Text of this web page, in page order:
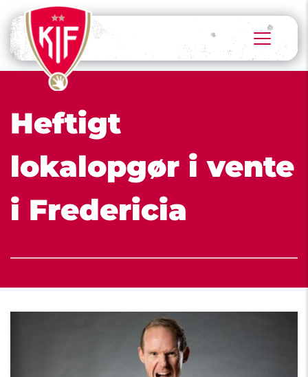
Heftigt
lokalopgør i vente
i Fredericia